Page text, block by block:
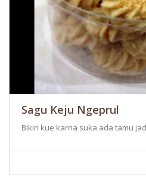
Sagu Keju Ngeprul
Bikin kue karna suka ada tamu